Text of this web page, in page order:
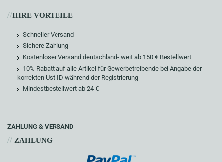
//IHRE VORTEILE
Schneller Versand
Sichere Zahlung
Kostenloser Versand deutschland- weit ab 150 € Bestellwert
10% Rabatt auf alle Artikel für Gewerbetreibende bei Angabe der
korrekten Ust-ID während der Registrierung
Mindestbestellwert ab 24 €
ZAHLUNG & VERSAND
// ZAHLUNG